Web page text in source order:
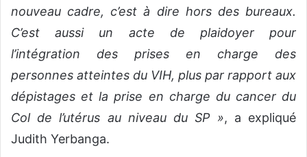
nouveau cadre, c’est à dire hors des bureaux.
C’est aussi un acte de plaidoyer pour
l’intégration des prises en charge des
personnes atteintes du VIH, plus par rapport aux
dépistages et la prise en charge du cancer du
Col de l’utérus au niveau du SP », a expliqué
Judith Yerbanga.